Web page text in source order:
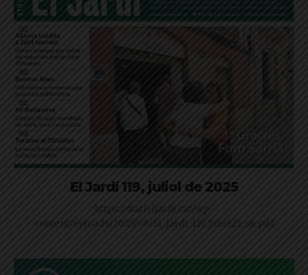
El Jardí 119, juliol de 2025
https://diarieljardi.cat/wp-
content/uploads/2025/06/El_Jardi_119_Juliol25_ok.pdf